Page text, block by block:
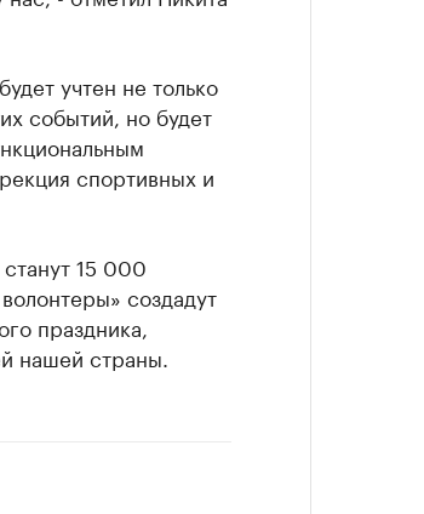
учтен не только
событий, но будет
спортивных и
15 000
создадут
праздника,
нашей страны.